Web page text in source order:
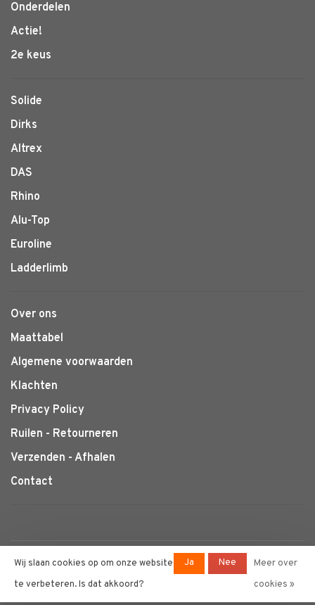
Onderdelen
Actie!
2e keus
Solide
Dirks
Altrex
DAS
Rhino
Alu-Top
Euroline
Ladderlimb
Over ons
Maattabel
Algemene voorwaarden
Klachten
Privacy Policy
Ruilen - Retourneren
Verzenden - Afhalen
Contact
© Copyright 2026 Klimtotaal.nl-
Huysmans.me
Wij slaan cookies op om onze website
te verbeteren. Is dat akkoord?
Ja Nee
Meer over
cookies »